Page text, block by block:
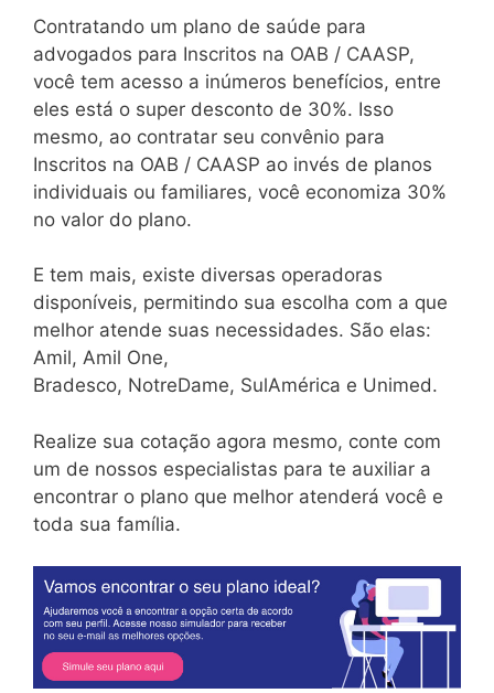
Contratando um plano de saúde para
advogados para Inscritos na OAB / CAASP,
você tem acesso a inúmeros benefícios, entre
eles está o super desconto de 30%. Isso
mesmo, ao contratar seu convênio para
Inscritos na OAB / CAASP ao invés de planos
individuais ou familiares, você economiza 30%
no valor do plano.
E tem mais, existe diversas operadoras
disponíveis, permitindo sua escolha com a que
melhor atende suas necessidades. São elas:
Amil, Amil One,
Bradesco, NotreDame, SulAmérica e Unimed.
Realize sua cotação agora mesmo, conte com
um de nossos especialistas para te auxiliar a
encontrar o plano que melhor atenderá você e
toda sua família.